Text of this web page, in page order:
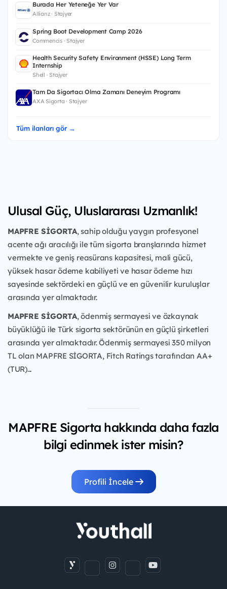
Burada Her Yeteneğe Yer Var
Allianz · Stajyer
Spring Boot Development Camp 2026
Commencis · Stajyer
Health Security Safety Environment (HSSE) Long Term
Internship
Shell · Stajyer
Tam Da Sigortacı Olma Zamanı Deneyim Programı
AXA Sigorta · Stajyer
Tüm ilanları gör →
Ulusal Güç, Uluslararası Uzmanlık!
MAPFRE SİGORTA, sahip olduğu yaygın profesyonel
acente ağı aracılığı ile tüm sigorta branşlarında hizmet
vermekte ve geniş reasürans kapasitesi, mali gücü,
yüksek hasar ödeme kabiliyeti ve hasar ödeme hızı
sayesinde sektördeki en güçlü ve en güvenilir kuruluşlar
arasında yer almaktadır.
MAPFRE SİGORTA, ödenmiş sermayesi ve özkaynak
büyüklüğü ile Türk sigorta sektörünün en güçlü şirketleri
arasında yer almaktadır. Ödenmiş sermayesi 350 milyon
TL olan MAPFRE SİGORTA, Fitch Ratings tarafından AA+
(TUR)...
MAPFRE Sigorta hakkında daha fazla
bilgi edinmek ister misin?
Profili İncele